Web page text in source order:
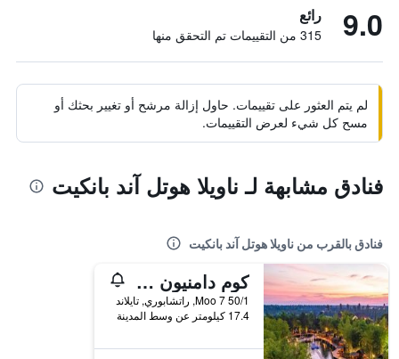
9.0 رائع
315 من التقييمات تم التحقق منها
لم يتم العثور على تقييمات. حاول إزالة مرشح أو تغيير بحثك أو
مسح كل شيء لعرض التقييمات.
فنادق مشابهة لـ ناويلا هوتل آند بانكيت
فنادق بالقرب من ناويلا هوتل آند بانكيت
كوم دامنيون ريزورت
50/1 Moo 7, راتشابوري, تايلاند
17.4 كيلومتر عن وسط المدينة